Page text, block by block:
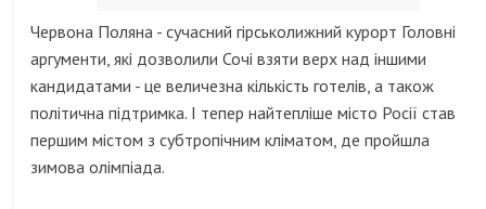
Червона Поляна - сучасний гірськолижний курорт Головні
аргументи, які дозволили Сочі взяти верх над іншими
кандидатами - це величезна кількість готелів, а також
політична підтримка. І тепер найтепліше місто Росії став
першим містом з субтропічним кліматом, де пройшла
зимова олімпіада.